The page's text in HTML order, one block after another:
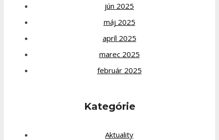
jún 2025
máj 2025
apríl 2025
marec 2025
február 2025
Kategórie
Aktuality